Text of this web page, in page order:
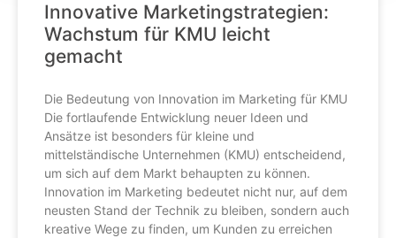
Innovative Marketingstrategien:
Wachstum für KMU leicht
gemacht
Die Bedeutung von Innovation im Marketing für KMU
Die fortlaufende Entwicklung neuer Ideen und
Ansätze ist besonders für kleine und
mittelständische Unternehmen (KMU) entscheidend,
um sich auf dem Markt behaupten zu können.
Innovation im Marketing bedeutet nicht nur, auf dem
neusten Stand der Technik zu bleiben, sondern auch
kreative Wege zu finden, um Kunden zu erreichen